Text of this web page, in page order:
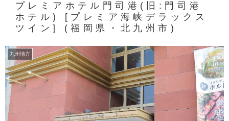
プレミアホテル門司港(旧:門司港
ホテル) [プレミア海峡デラックス
ツイン] (福岡県・北九州市)
九州地方